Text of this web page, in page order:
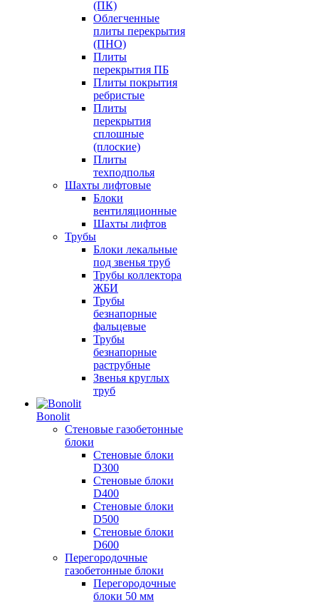
(ПК)
Облегченные
плиты перекрытия
(ПНО)
Плиты
перекрытия ПБ
Плиты покрытия
ребристые
Плиты
перекрытия
сплошные
(плоские)
Плиты
техподполья
Шахты лифтовые
Блоки
вентиляционные
Шахты лифтов
Трубы
Блоки лекальные
под звенья труб
Трубы коллектора
ЖБИ
Трубы
безнапорные
фальцевые
Трубы
безнапорные
раструбные
Звенья круглых
труб
Bonolit
Стеновые газобетонные
блоки
Стеновые блоки
D300
Стеновые блоки
D400
Стеновые блоки
D500
Стеновые блоки
D600
Перегородочные
газобетонные блоки
Перегородочные
блоки 50 мм